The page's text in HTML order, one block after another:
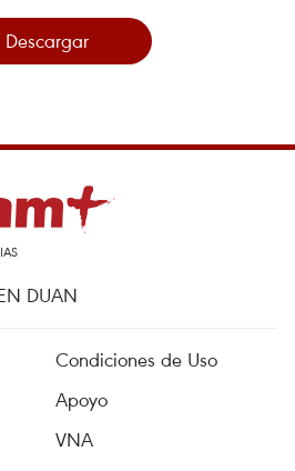
Descargar
DUAN
Condiciones de Uso
Apoyo
VNA